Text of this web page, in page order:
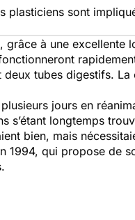
sont
à une excellente
tubes digestifs.
jours en
s’étant longtemps
bien, mais
1994, qui propose de